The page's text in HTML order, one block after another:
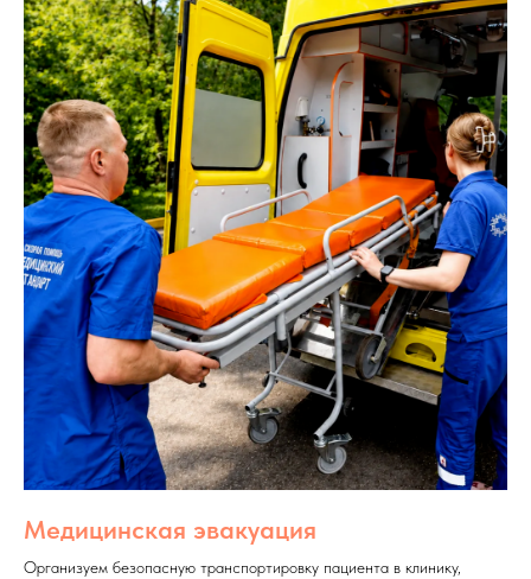
Медицинская эвакуация
Организуем безопасную транспортировку пациента в клинику,